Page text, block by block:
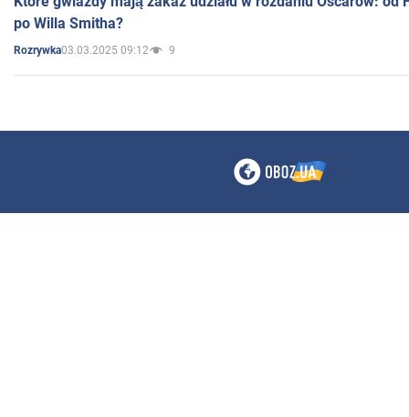
po Willa Smitha?
Rozrywka03.03.2025 09:12 9